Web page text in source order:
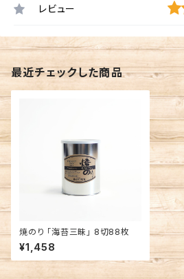
レビュー
最近チェックした商品
焼のり 「海苔三昧」 8切88枚
¥1,458